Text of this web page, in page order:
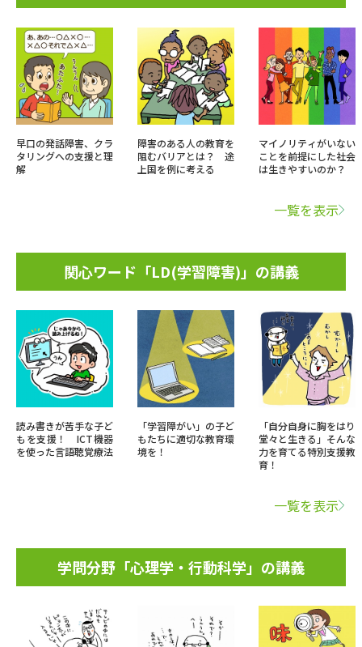
早口の発話障害、クラ
タリングへの支援と理
解
障害のある人の教育を
阻むバリアとは？ 途
上国を例に考える
マイノリティがいない
ことを前提にした社会
は生きやすいのか？
一覧を表示
関心ワード「LD(学習障害)」の講義
読み書きが苦手な子ど
もを支援！ ICT機器
を使った言語聴覚療法
「学習障がい」の子ど
もたちに適切な教育環
境を！
「自分自身に胸をはり
堂々と生きる」そんな
力を育てる特別支援教
育！
一覧を表示
学問分野「心理学・行動科学」の講義